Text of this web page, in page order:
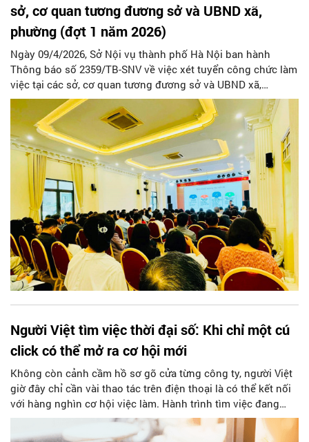
sở, cơ quan tương đương sở và UBND xã,
phường (đợt 1 năm 2026)
Ngày 09/4/2026, Sở Nội vụ thành phố Hà Nội ban hành
Thông báo số 2359/TB-SNV về việc xét tuyển công chức làm
việc tại các sở, cơ quan tương đương sở và UBND xã,
phường thuộc UBND thành phố Hà Nội (đợt 1 năm 2026).
click có thể mở ra cơ hội mới
giờ đây chỉ cần vài thao tác trên điện thoại là có thể kết nối
với hàng nghìn cơ hội việc làm. Hành trình tìm việc đang
thay đổi nhanh chóng và các nền tảng số như Vieclam24h
đang dẫn đầu xu hướng ấy.